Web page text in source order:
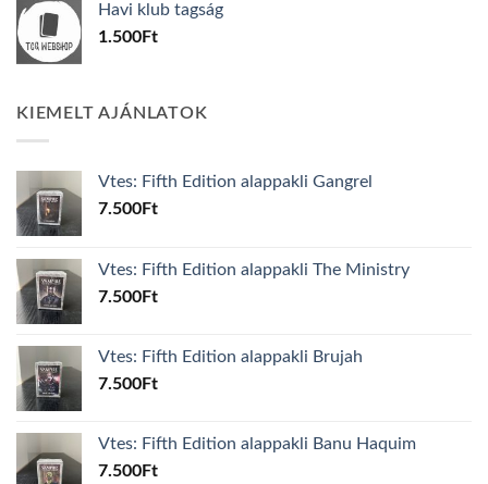
Havi klub tagság
1.500Ft
KIEMELT AJÁNLATOK
Vtes: Fifth Edition alappakli Gangrel
7.500Ft
Vtes: Fifth Edition alappakli The Ministry
7.500Ft
Vtes: Fifth Edition alappakli Brujah
7.500Ft
Vtes: Fifth Edition alappakli Banu Haquim
7.500Ft